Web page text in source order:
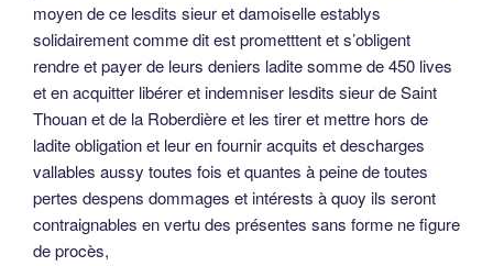
moyen de ce lesdits sieur et damoiselle establys
solidairement comme dit est prometttent et s’obligent
rendre et payer de leurs deniers ladite somme de 450 lives
et en acquitter libérer et indemniser lesdits sieur de Saint
Thouan et de la Roberdière et les tirer et mettre hors de
ladite obligation et leur en fournir acquits et descharges
vallables aussy toutes fois et quantes à peine de toutes
pertes despens dommages et intérests à quoy ils seront
contraignables en vertu des présentes sans forme ne figure
de procès,